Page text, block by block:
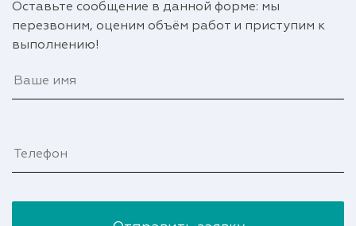
Оставьте сообщение в данной форме: мы
перезвоним, оценим объём работ и приступим к
выполнению!